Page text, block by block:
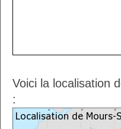
Voici la localisation
: